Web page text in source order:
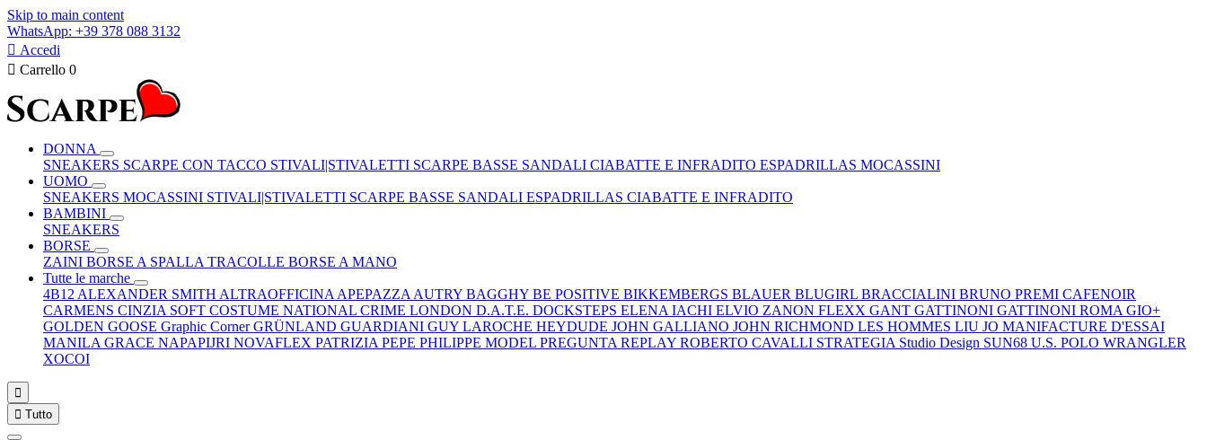
Skip to main content
WhatsApp: +39 378 088 3132
 Accedi
 Carrello 0
DONNA
SNEAKERS SCARPE CON TACCO STIVALI|STIVALETTI SCARPE BASSE SANDALI CIABATTE E INFRADITO ESPADRILLAS MOCASSINI
UOMO
SNEAKERS MOCASSINI STIVALI|STIVALETTI SCARPE BASSE SANDALI ESPADRILLAS CIABATTE E INFRADITO
BAMBINI
SNEAKERS
BORSE
ZAINI BORSE A SPALLA TRACOLLE BORSE A MANO
Tutte le marche
4B12 ALEXANDER SMITH ALTRAOFFICINA APEPAZZA AUTRY BAGGHY BE POSITIVE BIKKEMBERGS BLAUER BLUGIRL BRACCIALINI BRUNO PREMI CAFENOIR
CARMENS CINZIA SOFT COSTUME NATIONAL CRIME LONDON D.A.T.E. DOCKSTEPS ELENA IACHI ELVIO ZANON FLEXX GANT GATTINONI GATTINONI ROMA GIO+
GOLDEN GOOSE Graphic CornerGRÜNLAND GUARDIANI GUY LAROCHE HEYDUDE JOHN GALLIANO JOHN RICHMOND LES HOMMES LIU JO MANIFACTURE D'ESSAI
MANILA GRACE NAPAPIJRI NOVAFLEX PATRIZIA PEPE PHILIPPE MODEL PREGUNTA REPLAY ROBERTO CAVALLI STRATEGIA Studio Design SUN68 U.S. POLO WRANGLER
XOCOI

 Tutto